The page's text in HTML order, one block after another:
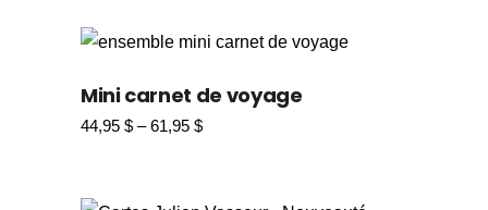
Mini carnet de voyage
44,95 $ –61,95 $
Plage
à